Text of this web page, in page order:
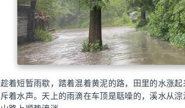
趁着短暂雨歇，踏着混着黄泥的路，田里的水涨
斥着水声。天上的雨滴在车顶是聒噪的，溪水从